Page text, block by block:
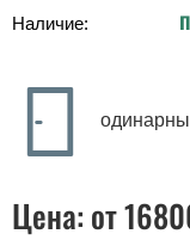
Наличие:
Цена: от